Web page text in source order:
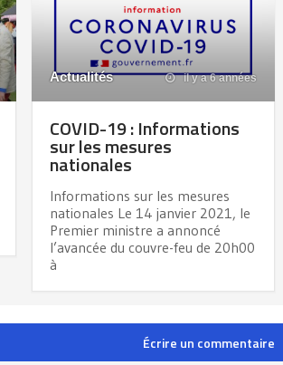
Actualités il y a 6 années
COVID-19 : Informations
sur les mesures
nationales
Informations sur les mesures
nationales Le 14 janvier 2021, le
Premier ministre a annoncé
l’avancée du couvre-feu de 20h00
à
Écrire un commentaire